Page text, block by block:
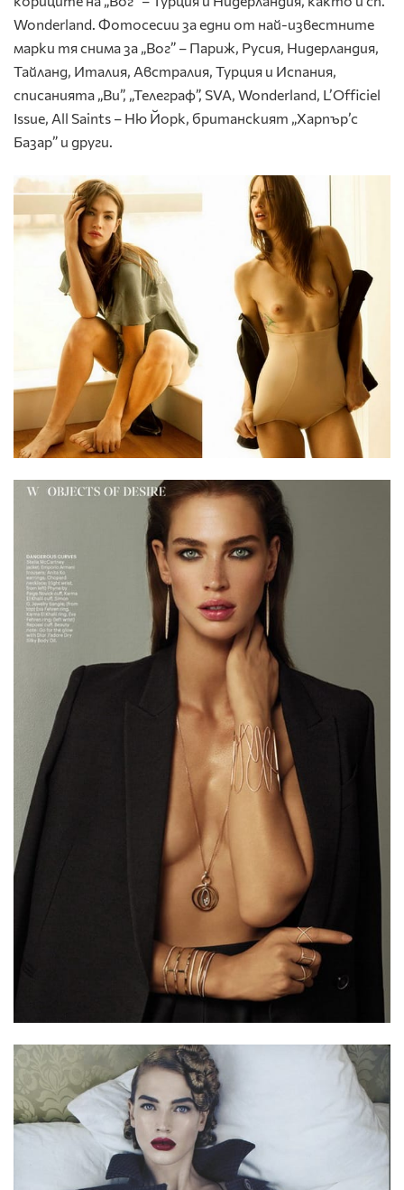
Wonderland. Фотосесии за едни от най-известните
марки тя снима за „Вог” – Париж, Русия, Нидерландия,
Тайланд, Италия, Австралия, Турция и Испания,
списанията „Ви”, „Телеграф”, SVA, Wonderland, L’Officiel
Issue, All Saints – Ню Йорк, британският „Харпър’с
Базар” и други.